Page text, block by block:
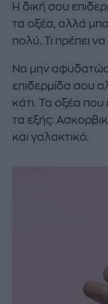
Η δική σου
τα οξέα, αλλά
πολύ. Τι πρέπει
Να μην
επιδερμίδα σου
κάτι. Τα οξέα που
τα εξής:
και γαλακτικό.